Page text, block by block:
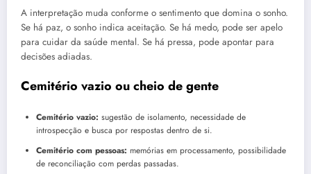
A interpretação muda conforme o sentimento que domina o sonho.
Se há paz, o sonho indica aceitação. Se há medo, pode ser apelo
para cuidar da saúde mental. Se há pressa, pode apontar para
decisões adiadas.
Cemitério vazio ou cheio de gente
Cemitério vazio: sugestão de isolamento, necessidade de
introspecção e busca por respostas dentro de si.
Cemitério com pessoas: memórias em processamento, possibilidade
de reconciliação com perdas passadas.